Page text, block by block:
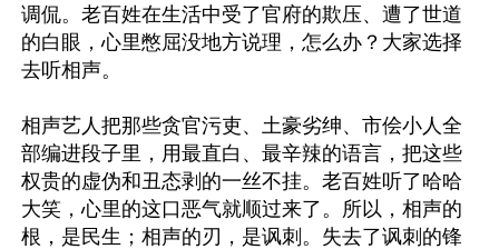
调侃。老百姓在生活中受了官府的欺压、遭了世道
的白眼，心里憋屈没地方说理，怎么办？大家选择
去听相声。
相声艺人把那些贪官污吏、土豪劣绅、市侩小人全
部编进段子里，用最直白、最辛辣的语言，把这些
权贵的虚伪和丑态剥的一丝不挂。老百姓听了哈哈
大笑，心里的这口恶气就顺过来了。所以，相声的
根，是民生；相声的刃，是讽刺。失去了讽刺的锋